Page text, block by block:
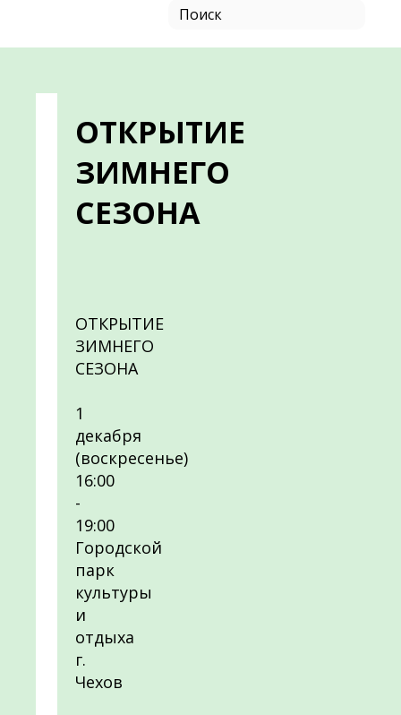
ОТКРЫТИЕ
ЗИМНЕГО
СЕЗОНА
ОТКРЫТИЕ
ЗИМНЕГО
СЕЗОНА
1
декабря
(воскресенье)
16:00
-
19:00
Городской
парк
культуры
и
отдыха
г.
Чехов